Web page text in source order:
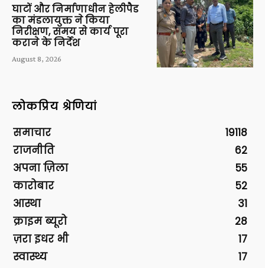
घाटों और निर्माणाधीन हेलीपैड
का मंडलायुक्त ने किया
निरीक्षण, समय से कार्य पूरा
कराने के निर्देश
August 8, 2026
लोकप्रिय श्रेणियां
समाचार
19118
राजनीति
62
अपना ज़िला
55
कारोबार
52
आस्था
31
क्राइम ब्यूरो
28
ज़रा इधर भी
17
स्वास्थ्य
17